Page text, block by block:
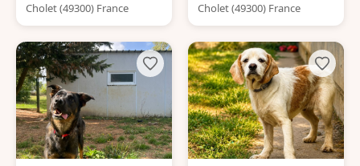
Cholet (49300) France
Cholet (49300) France